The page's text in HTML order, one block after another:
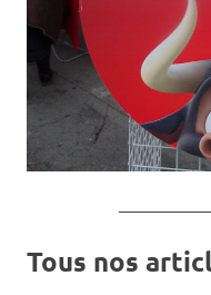
Tous nos